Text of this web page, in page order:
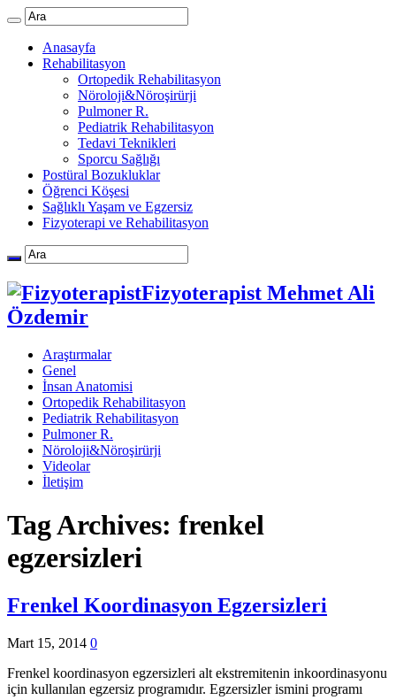
Anasayfa
Rehabilitasyon
Ortopedik Rehabilitasyon
Nöroloji&Nöroşirürji
Pulmoner R.
Pediatrik Rehabilitasyon
Tedavi Teknikleri
Sporcu Sağlığı
Postüral Bozukluklar
Öğrenci Köşesi
Sağlıklı Yaşam ve Egzersiz
Fizyoterapi ve Rehabilitasyon
Fizyoterapist Mehmet Ali
Özdemir
Araştırmalar
Genel
İnsan Anatomisi
Ortopedik Rehabilitasyon
Pediatrik Rehabilitasyon
Pulmoner R.
Nöroloji&Nöroşirürji
Videolar
İletişim
Tag Archives: frenkel
egzersizleri
Frenkel Koordinasyon Egzersizleri
Mart 15, 2014 0
Frenkel koordinasyon egzersizleri alt ekstremitenin inkoordinasyonu
için kullanılan egzersiz programıdır. Egzersizler ismini programı